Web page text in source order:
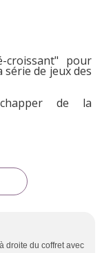
croissant" pour
de jeux des
de la
droite du coffret avec